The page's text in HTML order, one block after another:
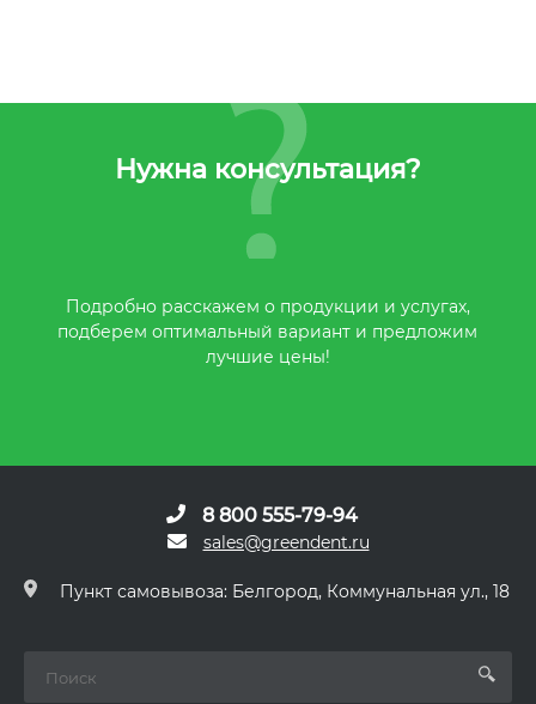
Нужна консультация?
Подробно расскажем о продукции и услугах,
подберем оптимальный вариант и предложим
лучшие цены!
8 800 555-79-94
sales@greendent.ru
Пункт самовывоза: Белгород, Коммунальная ул., 18